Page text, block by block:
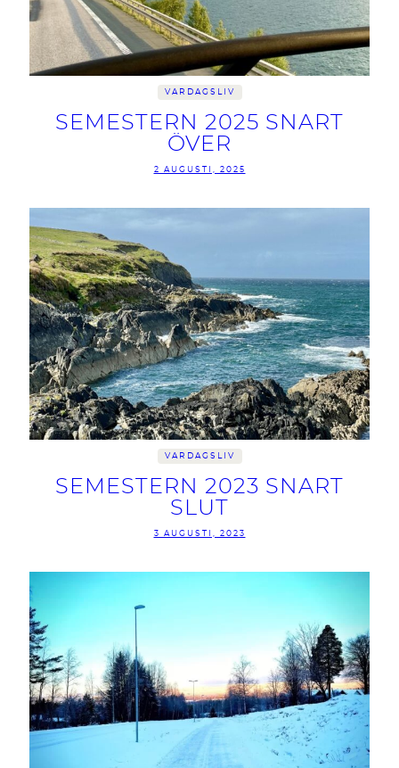
VARDAGSLIV
SEMESTERN 2025 SNART
ÖVER
2 AUGUSTI, 2025
VARDAGSLIV
SEMESTERN 2023 SNART
SLUT
3 AUGUSTI, 2023